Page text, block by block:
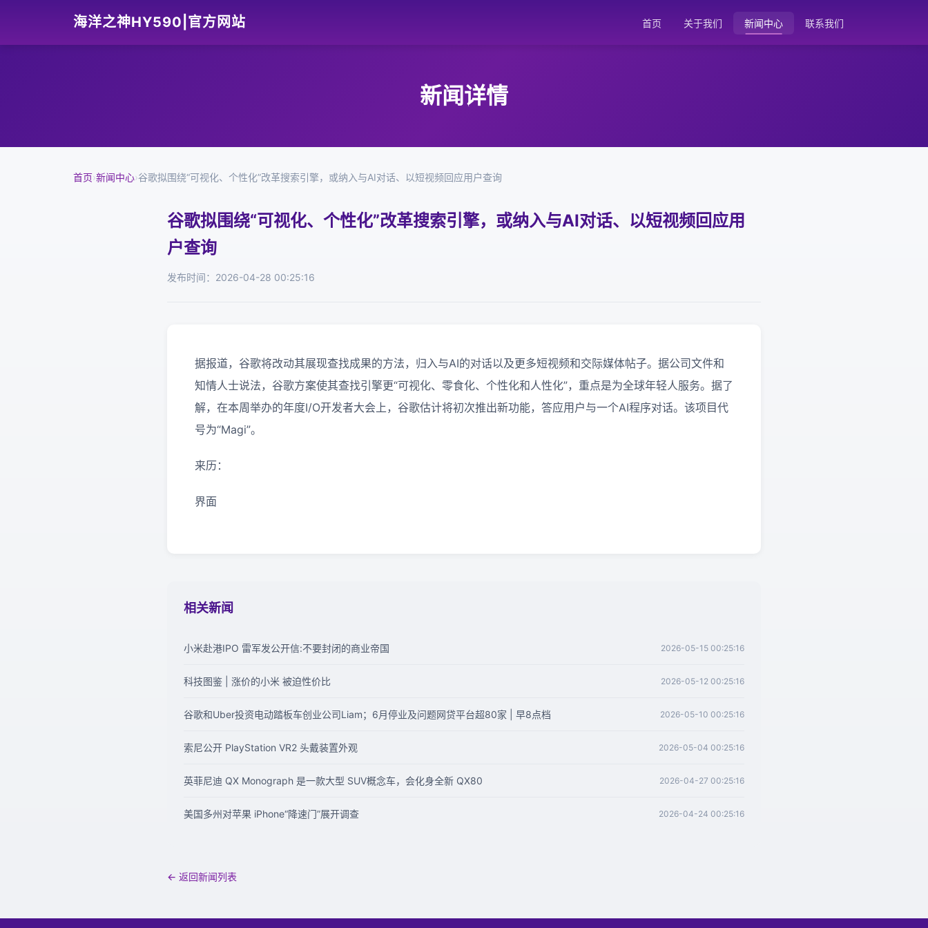
海洋之神HY590|官方网站 首页 关于我们 新闻中心 联系我们
新闻详情
首页›新闻中心›谷歌拟围绕“可视化、个性化”改革搜索引擎，或纳入与AI对话、以短视频回应用户查询
谷歌拟围绕“可视化、个性化”改革搜索引擎，或纳入与AI对话、以短视频回应用
户查询
发布时间：2026-04-28 00:25:16
据报道，谷歌将改动其展现查找成果的方法，归入与AI的对话以及更多短视频和交际媒体帖子。据公司文件和
知情人士说法，谷歌方案使其查找引擎更“可视化、零食化、个性化和人性化”，重点是为全球年轻人服务。据了
解，在本周举办的年度I/O开发者大会上，谷歌估计将初次推出新功能，答应用户与一个AI程序对话。该项目代
号为“Magi”。
来历：
界面
相关新闻
小米赴港IPO 雷军发公开信:不要封闭的商业帝国 2026-05-15 00:25:16
科技图鉴 | 涨价的小米 被迫性价比 2026-05-12 00:25:16
谷歌和Uber投资电动踏板车创业公司Liam；6月停业及问题网贷平台超80家 | 早8点档 2026-05-10 00:25:16
索尼公开 PlayStation VR2 头戴装置外观 2026-05-04 00:25:16
英菲尼迪 QX Monograph 是一款大型 SUV概念车，会化身全新 QX80 2026-04-27 00:25:16
美国多州对苹果 iPhone“降速门”展开调查 2026-04-24 00:25:16
← 返回新闻列表